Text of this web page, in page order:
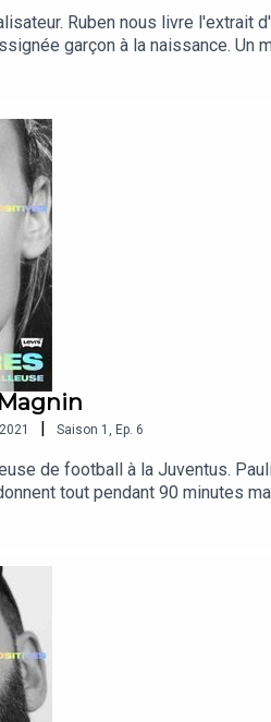
Ruben nous livre l'extrait
garçon à la naissance.
| Saison 1 , Ep. 6
de football à la Juventus.
tout pendant 90 minutes
à distance)